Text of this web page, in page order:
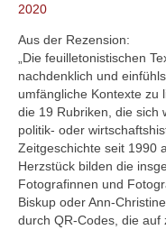
2020
Aus der Rezension:
„Die feuilletonistischen
nachdenklich und
umfängliche Kontexte zu
die 19 Rubriken, die sich
politik- oder
Zeitgeschichte seit 1990
Herzstück bilden die
Fotografinnen und
Biskup oder Ann-
durch QR-Codes, die auf